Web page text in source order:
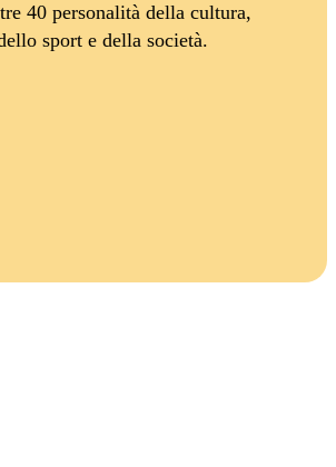
40 personalità della cultura,
sport e della società.